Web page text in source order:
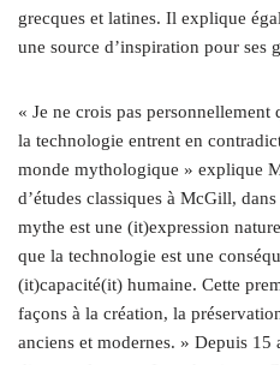
grecques et latines. Il explique
une source d’inspiration pour ses
« Je ne crois pas personnellement
la technologie entrent en
monde mythologique » explique
d’études classiques à McGill,
mythe est une (it)expression
que la technologie est une
(it)capacité(it) humaine. Cette
façons à la création, la
anciens et modernes. » Depuis 15